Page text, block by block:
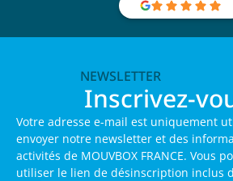
NEWSLETTER
Inscrivez-
Votre adresse e-mail est uniquement
envoyer notre newsletter et des
activités de MOUVBOX FRANCE. Vous
utiliser le lien de désinscription inclus